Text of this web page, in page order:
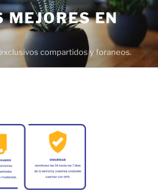
MEJORES EN
compartidos y foraneos.